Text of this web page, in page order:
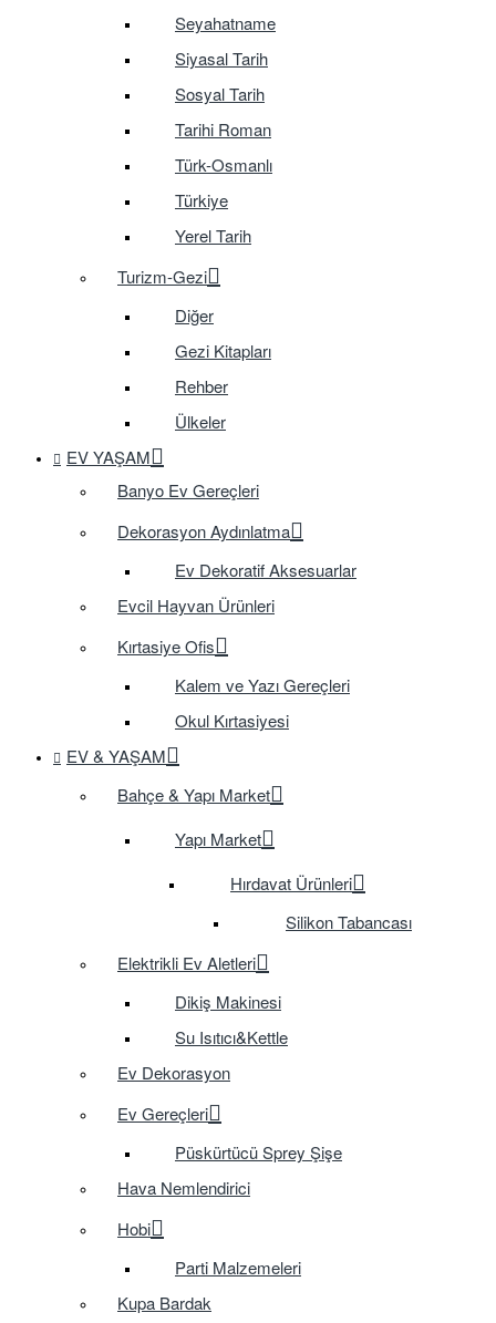
Seyahatname
Siyasal Tarih
Sosyal Tarih
Tarihi Roman
Türk-Osmanlı
Türkiye
Yerel Tarih
Turizm-Gezi
Diğer
Gezi Kitapları
Rehber
Ülkeler
EV YAŞAM
Banyo Ev Gereçleri
Dekorasyon Aydınlatma
Ev Dekoratif Aksesuarlar
Evcil Hayvan Ürünleri
Kırtasiye Ofis
Kalem ve Yazı Gereçleri
Okul Kırtasiyesi
EV & YAŞAM
Bahçe & Yapı Market
Yapı Market
Hırdavat Ürünleri
Silikon Tabancası
Elektrikli Ev Aletleri
Dikiş Makinesi
Su Isıtıcı&Kettle
Ev Dekorasyon
Ev Gereçleri
Püskürtücü Sprey Şişe
Hava Nemlendirici
Hobi
Parti Malzemeleri
Kupa Bardak